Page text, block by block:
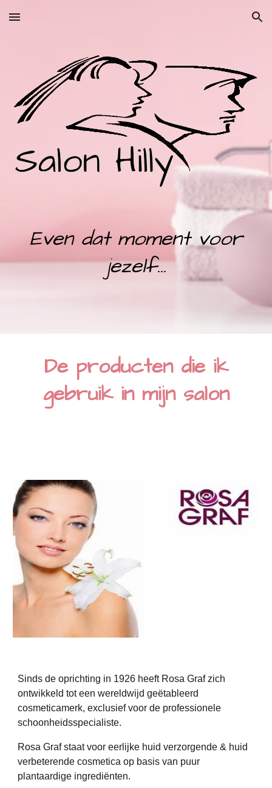
Skip to main content Skip to navigation
Even dat moment voor
jezelf...
De producten die ik
gebruik in mijn salon
Sinds de oprichting in 1926 heeft Rosa Graf zich
ontwikkeld tot een wereldwijd geëtableerd
cosmeticamerk, exclusief voor de professionele
schoonheidsspecialiste.
Rosa Graf staat voor eerlijke huid verzorgende & huid
verbeterende cosmetica op basis van puur
plantaardige ingrediënten.